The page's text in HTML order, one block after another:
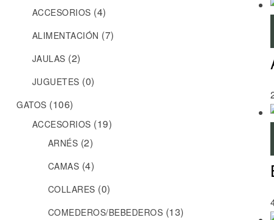
ACCESORIOS (4)
ALIMENTACIÓN (7)
JAULAS (2)
JUGUETES (0)
GATOS (106)
ACCESORIOS (19)
ARNÉS (2)
CAMAS (4)
COLLARES (0)
COMEDEROS/BEBEDEROS (13)